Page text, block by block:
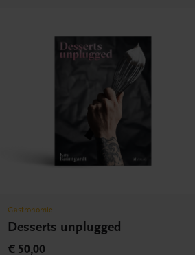
Gastronomie
Desserts unplugged
€ 50,00